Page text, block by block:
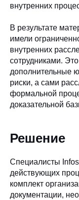
внутренних
В результате
имели
внутренних
сотрудниками.
дополнительные
риски, а сами
формальной
доказательной
Решение
Специалисты
действующих
комплект
документации,